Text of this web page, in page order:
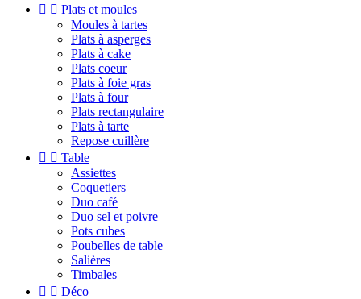
  Plats et moules
Moules à tartes
Plats à asperges
Plats à cake
Plats coeur
Plats à foie gras
Plats à four
Plats rectangulaire
Plats à tarte
Repose cuillère
  Table
Assiettes
Coquetiers
Duo café
Duo sel et poivre
Pots cubes
Poubelles de table
Salières
Timbales
  Déco